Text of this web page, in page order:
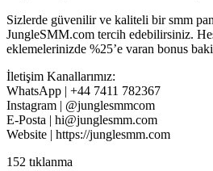
Sizlerde güvenilir ve kaliteli bir smm
JungleSMM.com tercih edebilirsiniz.
eklemelerinizde %25’e varan bonus
İletişim Kanallarımız:
WhatsApp | +44 7411 782367
Instagram | @junglesmmcom
E-Posta | hi@junglesmm.com
Website | https://junglesmm.com
152 tıklanma